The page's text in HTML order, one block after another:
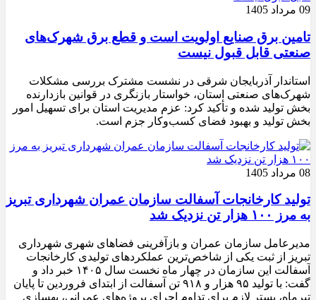
09 مرداد 1405
تامین برق صنایع اولویت است و قطع برق شهرک‌های
صنعتی قابل قبول نیست
استاندار آذربایجان شرقی در نشست مشترک بررسی مشکلات
شهرک‌های صنعتی استان، خواستار بازنگری در قوانین بازدارنده
بخش تولید شده و تأکید کرد: عزم مدیریت استان برای تسهیل امور
بخش تولید و بهبود فضای کسب‌وکار جزم است.
08 مرداد 1405
تولید کارخانجات آسفالت سازمان عمران شهرداری تبریز
به مرز ۱۰۰ هزار تن نزدیک شد
مدیرعامل سازمان عمران و بازآفرینی فضاهای شهری شهرداری
تبریز از ثبت یکی از شاخص‌ترین عملکردهای تولیدی کارخانجات
آسفالت این سازمان در چهار ماه نخست سال ۱۴۰۵ خبر داد و
گفت: با تولید ۹۵ هزار و ۹۱۸ تن آسفالت از ابتدای فروردین تا پایان
تیرماه، بستر لازم برای تداوم اجرای پروژه‌های عمرانی، بهسازی